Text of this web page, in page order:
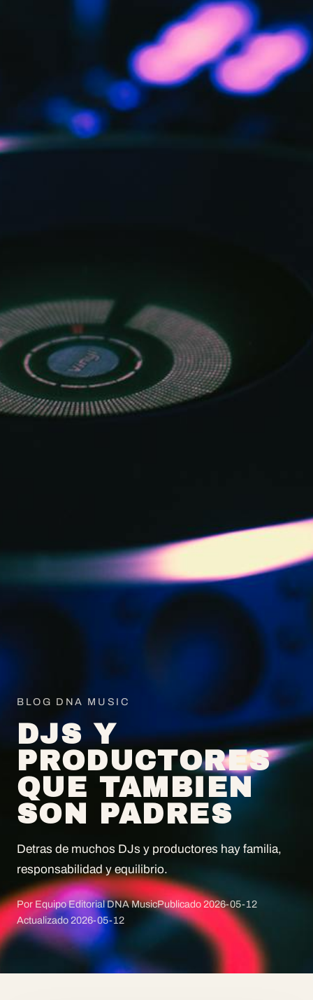
BLOG DNA MUSIC
DJS Y
PRODUCTORES
QUE TAMBIEN
SON PADRES
Detras de muchos DJs y productores hay familia,
responsabilidad y equilibrio.
Por Equipo Editorial DNA MusicPublicado2026-05-12
Actualizado 2026-05-12